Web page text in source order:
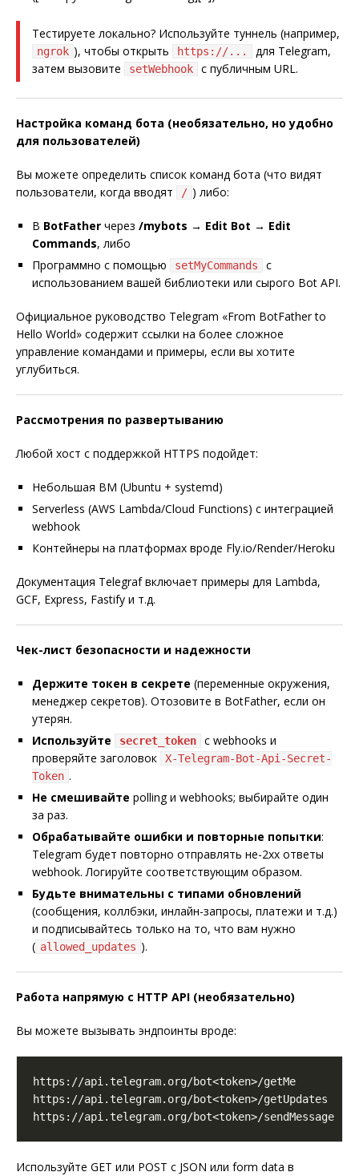
Тестируете локально? Используйте туннель (например,
ngrok ), чтобы открыть https://...
для Telegram,
затем вызовите
setWebhook с публичным URL.
Настройка команд бота (необязательно, но удобно
для пользователей)
Вы можете определить список команд бота (что видят
пользователи, когда вводят
/ ) либо:
В BotFather через /mybots → Edit Bot → Edit
Commands, либо
Программно с помощью
setMyCommands
с
использованием вашей библиотеки или сырого Bot API.
Официальное руководство Telegram «From BotFather to
Hello World» содержит ссылки на более сложное
управление командами и примеры, если вы хотите
углубиться.
Рассмотрения по развертыванию
Любой хост с поддержкой HTTPS подойдет:
Небольшая ВМ (Ubuntu + systemd)
Serverless (AWS Lambda/Cloud Functions) с интеграцией
webhook
Контейнеры на платформах вроде Fly.io/Render/Heroku
Документация Telegraf включает примеры для Lambda,
GCF, Express, Fastify и т.д.
Чек-лист безопасности и надежности
Держите токен в секрете (переменные окружения,
менеджер секретов). Отозовите в BotFather, если он
утерян.
Используйте
secret_token
с webhooks и
проверяйте заголовок
X-Telegram-Bot-Api-Secret-
Token .
Не смешивайте polling и webhooks; выбирайте один
за раз.
Обрабатывайте ошибки и повторные попытки:
Telegram будет повторно отправлять не-2xx ответы
webhook. Логируйте соответствующим образом.
Будьте внимательны с типами обновлений
(сообщения, коллбэки, инлайн-запросы, платежи и т.д.)
и подписывайтесь только на то, что вам нужно
( allowed_updates ).
Работа напрямую с HTTP API (необязательно)
Вы можете вызывать эндпоинты вроде:
Используйте GET или POST с JSON или form data в